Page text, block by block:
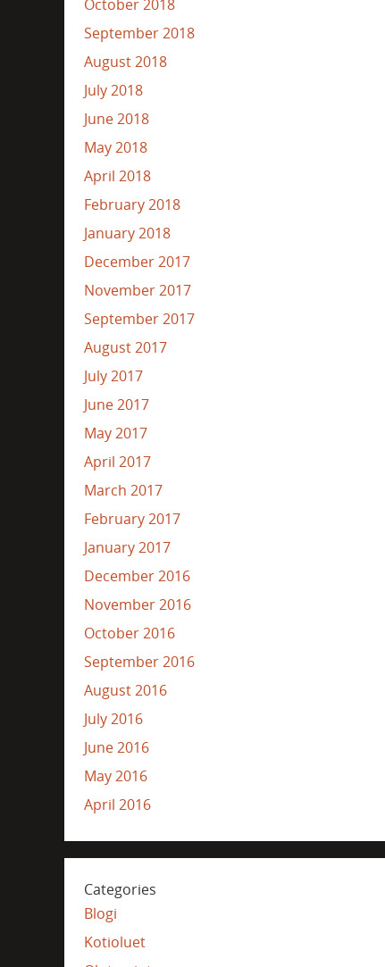
October 2018
September 2018
August 2018
July 2018
June 2018
May 2018
April 2018
February 2018
January 2018
December 2017
November 2017
September 2017
August 2017
July 2017
June 2017
May 2017
April 2017
March 2017
February 2017
January 2017
December 2016
November 2016
October 2016
September 2016
August 2016
July 2016
June 2016
May 2016
April 2016
Categories
Blogi
Kotioluet